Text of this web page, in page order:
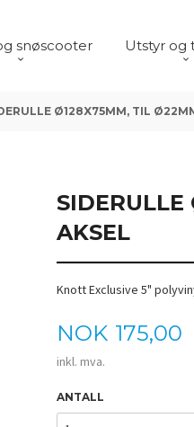
snøscooter Utstyr og
Ø128X75MM, TIL
AKSEL
Knott Exclusive 5"
Pris
NOK 175,00
inkl. mva.
ANTALL